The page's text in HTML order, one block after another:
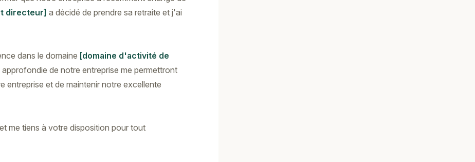
directeur] a décidé de prendre sa retraite et j'ai
dans le domaine [domaine d'activité de
de notre entreprise me permettront
entreprise et de maintenir notre excellente
me tiens à votre disposition pour tout